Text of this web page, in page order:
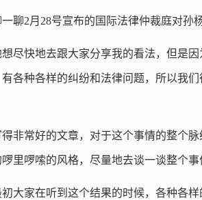
聊2月28号宣布的国际法律仲裁庭对孙
尽快地去跟大家分享我的看法，但是
各种各样的纠纷和法律问题，所以我
非常好的文章，对于这个事情的整个
里啰嗦的风格，尽量地去谈一谈整个事
大家在听到这个结果的时候，各种各